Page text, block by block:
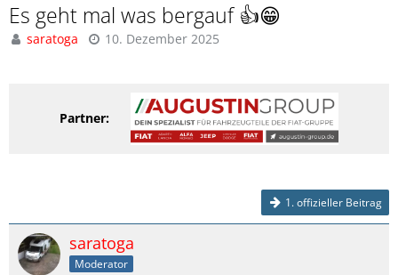
Es geht mal was bergauf 👍😁
saratoga 10. Dezember 2025
Partner:
1. offizieller Beitrag
saratoga
Moderator